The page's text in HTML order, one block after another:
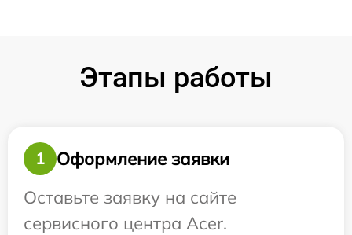
Этапы работы
1
Оформление заявки
Оставьте заявку на сайте
сервисного центра Acer.